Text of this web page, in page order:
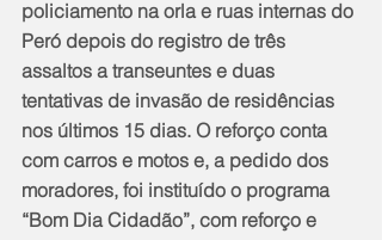
policiamento na orla e ruas internas do
Peró depois do registro de três
assaltos a transeuntes e duas
tentativas de invasão de residências
nos últimos 15 dias. O reforço conta
com carros e motos e, a pedido dos
moradores, foi instituído o programa
“Bom Dia Cidadão”, com reforço e